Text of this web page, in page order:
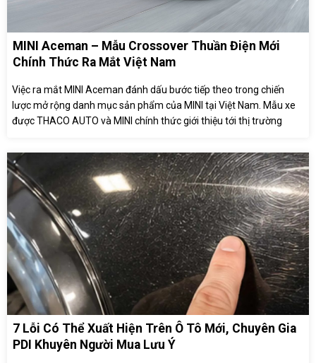
MINI Aceman – Mẫu Crossover Thuần Điện Mới
Chính Thức Ra Mắt Việt Nam
Việc ra mắt MINI Aceman đánh dấu bước tiếp theo trong chiến
lược mở rộng danh mục sản phẩm của MINI tại Việt Nam. Mẫu xe
được THACO AUTO và MINI chính thức giới thiệu tới thị trường
7 Lỗi Có Thể Xuất Hiện Trên Ô Tô Mới, Chuyên Gia
PDI Khuyên Người Mua Lưu Ý